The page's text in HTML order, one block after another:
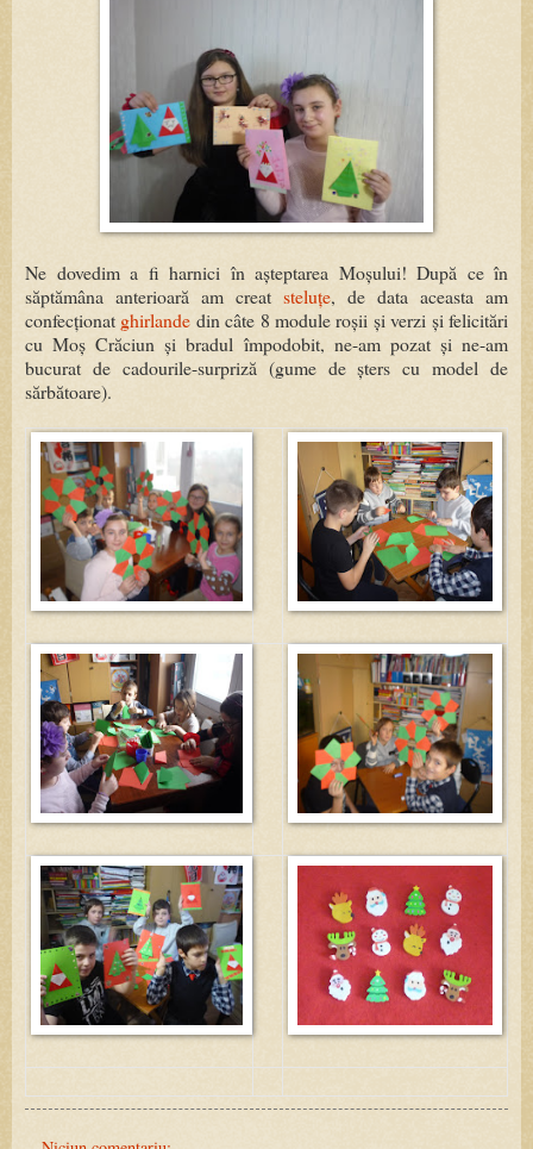
Ne dovedim a fi harnici în așteptarea Moșului! După ce în
săptămâna anterioară am creat steluțe, de data aceasta am
confecționat ghirlande din câte 8 module roșii și verzi și felicitări
cu Moș Crăciun și bradul împodobit, ne-am pozat și ne-am
bucurat de cadourile-surpriză (gume de șters cu model de
sărbătoare).